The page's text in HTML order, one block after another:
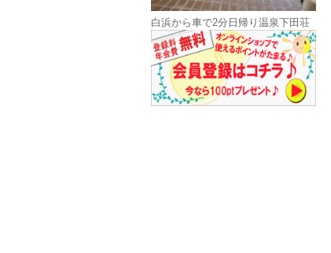
白浜から車で2分日帰り温泉下田荘